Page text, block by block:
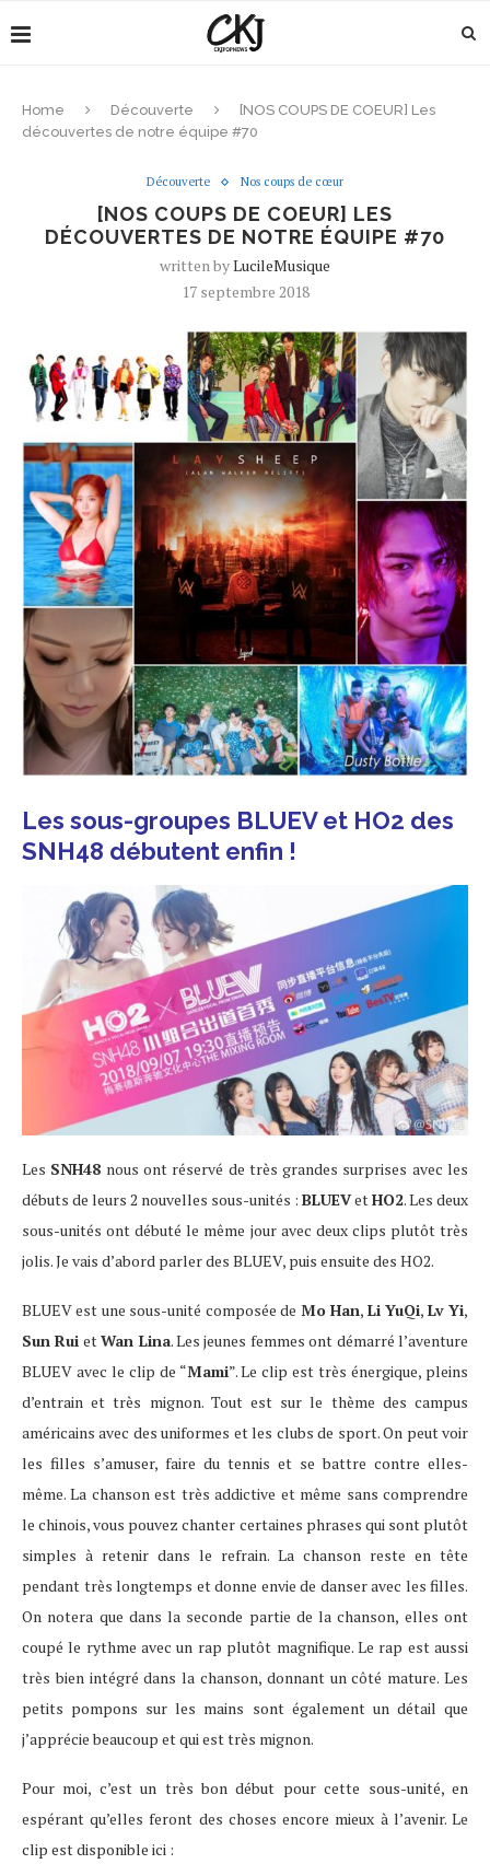
Home Découverte
[NOS COUPS DE COEUR] Les
découvertes de notre équipe #70
Découverte Nos coups de cœur
[NOS COUPS DE COEUR] LES
DÉCOUVERTES DE NOTRE ÉQUIPE #70
written byLucileMusique
17 septembre 2018
Les sous-groupes BLUEV et HO2 des
SNH48 débutent enfin !
Les SNH48 nous ont réservé de très grandes surprises avec les
débuts de leurs 2 nouvelles sous-unités : BLUEVetHO2. Les deux
sous-unités ont débuté le même jour avec deux clips plutôt très
jolis. Je vais d’abord parler des BLUEV, puis ensuite des HO2.
BLUEV est une sous-unité composée de Mo Han, Li YuQi, Lv Yi,
Sun Rui etWan Lina. Les jeunes femmes ont démarré l’aventure
BLUEV avec le clip de “Mami”. Le clip est très énergique, pleins
d’entrain et très mignon. Tout est sur le thème des campus
américains avec des uniformes et les clubs de sport. On peut voir
les filles s’amuser, faire du tennis et se battre contre elles-
même. La chanson est très addictive et même sans comprendre
le chinois, vous pouvez chanter certaines phrases qui sont plutôt
simples à retenir dans le refrain. La chanson reste en tête
pendant très longtemps et donne envie de danser avec les filles.
On notera que dans la seconde partie de la chanson, elles ont
coupé le rythme avec un rap plutôt magnifique. Le rap est aussi
très bien intégré dans la chanson, donnant un côté mature. Les
petits pompons sur les mains sont également un détail que
j’apprécie beaucoup et qui est très mignon.
Pour moi, c’est un très bon début pour cette sous-unité, en
espérant qu’elles feront des choses encore mieux à l’avenir. Le
clip est disponible ici :